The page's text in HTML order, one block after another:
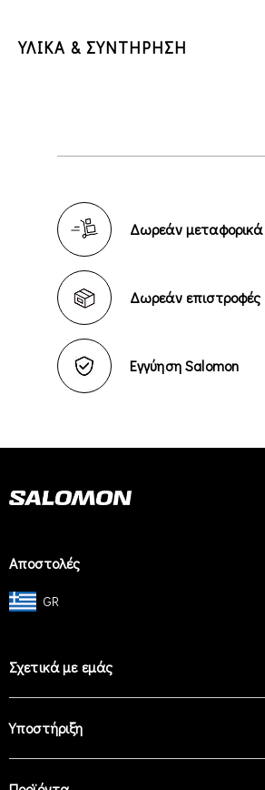
ΥΛΙΚΑ & ΣΥΝΤΗΡΗΣΗ
Δωρεάν μεταφορικά
Δωρεάν επιστροφές
Εγγύηση Salomon
Αποστολές
GR
Σχετικά με εμάς
Υποστήριξη